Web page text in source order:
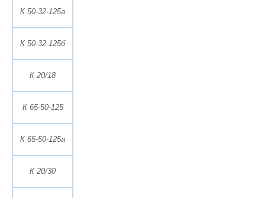
К 50-32-125а
К 50-32-125б
К 20/18
К 65-50-125
К 65-50-125а
К 20/30